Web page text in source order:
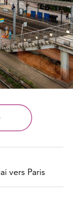
vers Paris